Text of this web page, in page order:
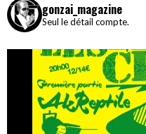
gonzai_magazine
Seul le détail compte.